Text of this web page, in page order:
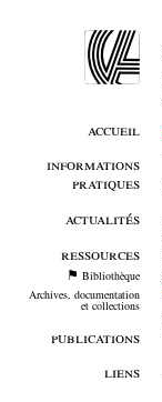
accueil
informations
pratiques
actualités
ressources
Bibliothèque
Archives, documentation
et collections
publications
liens